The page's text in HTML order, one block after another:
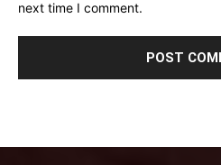
next time I comment.